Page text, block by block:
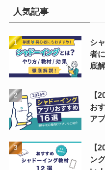
人気記事
シ
者
底
【
お
ア
【
ン